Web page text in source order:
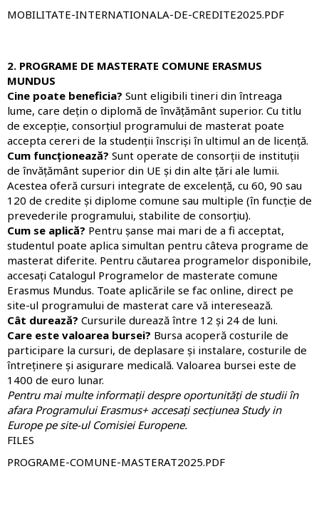
FIŞIER
MOBILITATE-INTERNATIONALA-DE-CREDITE2025.PDF
2. PROGRAME DE MASTERATE COMUNE ERASMUS
MUNDUS
Cine poate beneficia? Sunt eligibili tineri din întreaga
lume, care dețin o diplomă de învățământ superior. Cu titlu
de excepție, consorțiul programului de masterat poate
accepta cereri de la studenții înscriși în ultimul an de licență.
Cum funcționează? Sunt operate de consorții de instituții
de învățământ superior din UE și din alte țări ale lumii.
Acestea oferă cursuri integrate de excelență, cu 60, 90 sau
120 de credite și diplome comune sau multiple (în funcție de
prevederile programului, stabilite de consorțiu).
Cum se aplică? Pentru șanse mai mari de a fi acceptat,
studentul poate aplica simultan pentru câteva programe de
masterat diferite. Pentru căutarea programelor disponibile,
accesați Catalogul Programelor de masterate comune
Erasmus Mundus. Toate aplicările se fac online, direct pe
site-ul programului de masterat care vă interesează.
Cât durează? Cursurile durează între 12 și 24 de luni.
Care este valoarea bursei? Bursa acoperă costurile de
participare la cursuri, de deplasare și instalare, costurile de
întreținere și asigurare medicală. Valoarea bursei este de
1400 de euro lunar.
Pentru mai multe informații despre oportunități de studii în
afara Programului Erasmus+ accesați secțiunea Study in
Europepe site-ul Comisiei Europene.
FILES
FIŞIER
PROGRAME-COMUNE-MASTERAT2025.PDF